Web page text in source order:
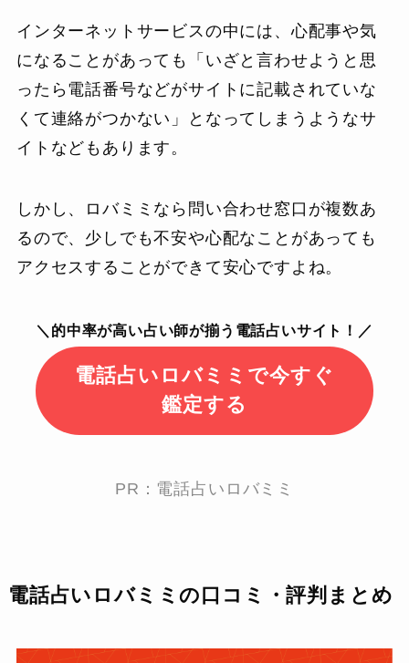
インターネットサービスの中には、心配事や気
になることがあっても「いざと言わせようと思
ったら電話番号などがサイトに記載されていな
くて連絡がつかない」となってしまうようなサ
イトなどもあります。
しかし、ロバミミなら問い合わせ窓口が複数あ
るので、少しでも不安や心配なことがあっても
アクセスすることができて安心ですよね。
＼的中率が高い占い師が揃う電話占いサイト！／
電話占いロバミミで今すぐ
鑑定する
PR：電話占いロバミミ
電話占いロバミミの口コミ・評判まとめ